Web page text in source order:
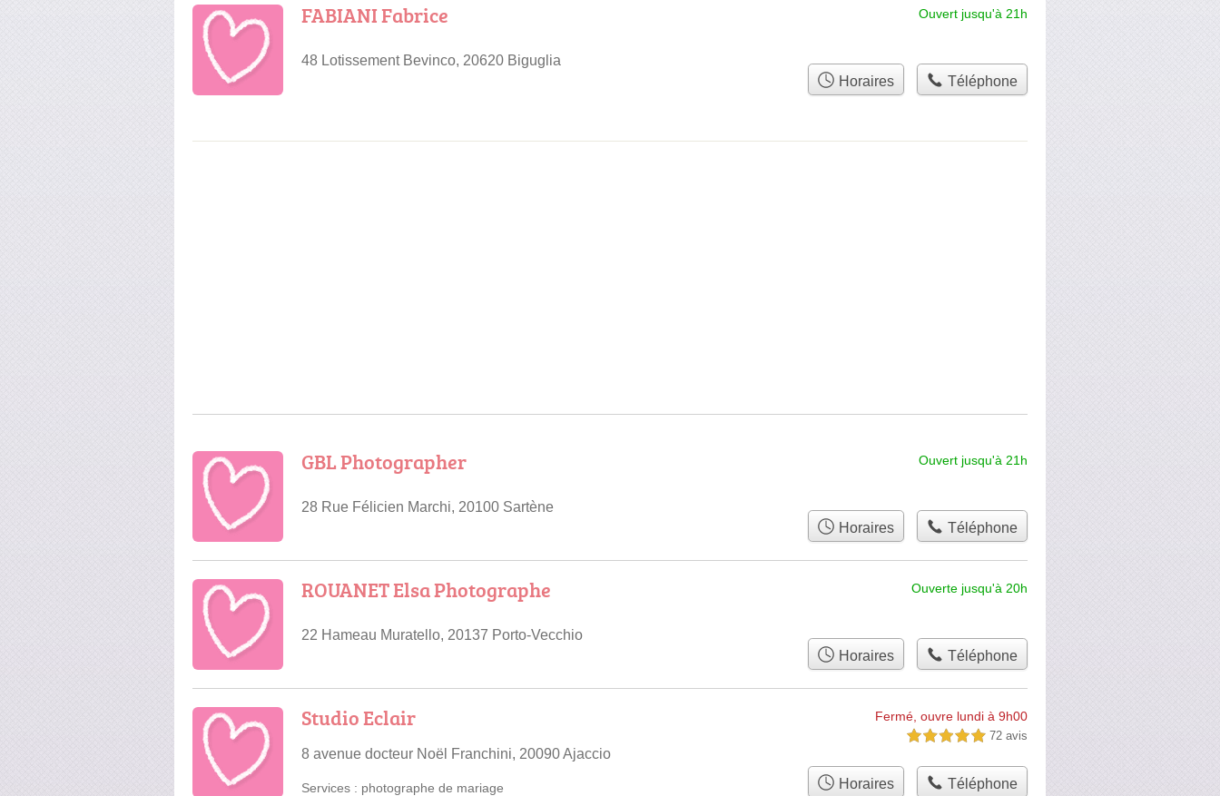
FABIANI Fabrice
48 Lotissement Bevinco, 20620 Biguglia
Ouvert jusqu'à 21h
Horaires Téléphone
GBL Photographer
28 Rue Félicien Marchi, 20100 Sartène
Ouvert jusqu'à 21h
Horaires Téléphone
ROUANET Elsa Photographe
22 Hameau Muratello, 20137 Porto-Vecchio
Ouverte jusqu'à 20h
Horaires Téléphone
Studio Eclair
8 avenue docteur Noël Franchini, 20090 Ajaccio
Fermé, ouvre lundi à 9h00
5,0 étoiles sur 5 72 avis
Services : photographe de mariage Horaires Téléphone